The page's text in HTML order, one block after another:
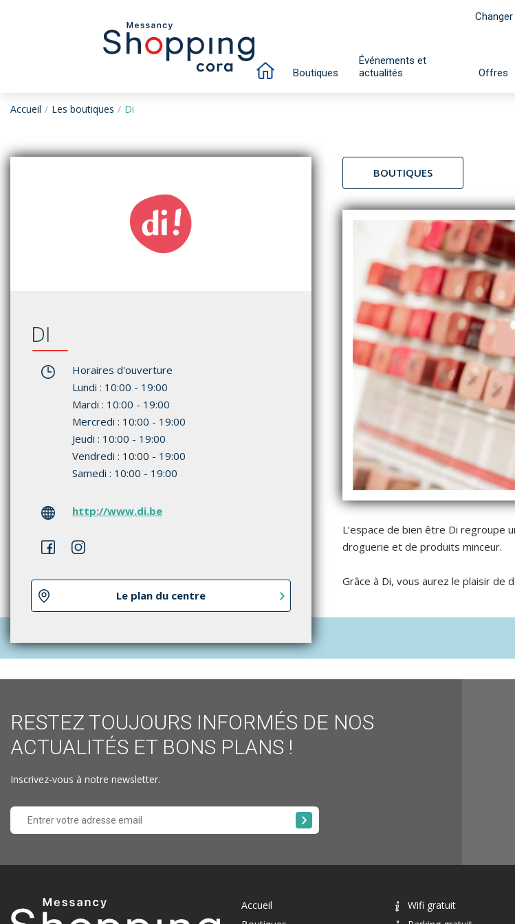
Boutiques
Événements et
actualités
Offres
Accueil Les boutiques Di
BOUTIQUES
L’espace de bien être Di regroupe
droguerie et de produits minceur.
Grâce à Di, vous aurez le plaisir de
DI
Horaires d'ouverture
Lundi : 10:00 - 19:00
Mardi : 10:00 - 19:00
Mercredi : 10:00 - 19:00
Jeudi : 10:00 - 19:00
Vendredi : 10:00 - 19:00
Samedi : 10:00 - 19:00
http://www.di.be
Le plan du centre
RESTEZ TOUJOURS INFORMÉS DE NOS
ACTUALITÉS ET BONS PLANS !
Inscrivez-vous à notre newsletter.
Accueil
Wifi gratuit